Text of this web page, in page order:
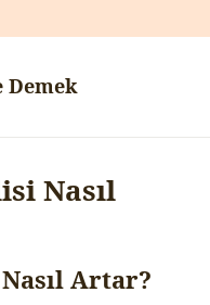
Demek
Nasıl
Artar?